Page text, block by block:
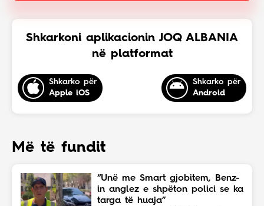
Shkarkoni aplikacionin JOQ ALBANIA
në platformat
Shkarko për
Apple iOS
Shkarko për
Android
Më të fundit
“Unë me Smart gjobitem, Benz-
in anglez e shpëton polici se ka
targa të huaja”